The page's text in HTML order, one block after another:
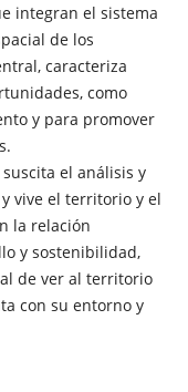
integran el sistema
de los
caracteriza
como
y para promover
el análisis y
vive el territorio y el
la relación
y sostenibilidad,
de ver al territorio
con su entorno y